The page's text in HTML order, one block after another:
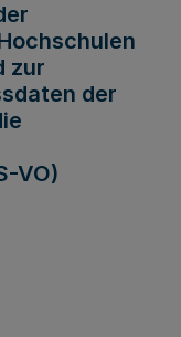
zur
der
VO)